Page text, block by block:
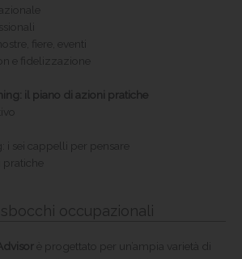
fiere, eventi
e fidelizzazione
il piano di azioni pratiche
i sei cappelli per pensare
occupazionali
è progettato per un’ampia varietà di